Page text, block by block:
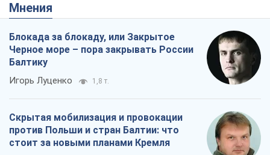
Мнения
Блокада за блокаду, или Закрытое
Черное море – пора закрывать России
Балтику
Игорь Луценко 1,8 т.
Скрытая мобилизация и провокации
против Польши и стран Балтии: что
стоит за новыми планами Кремля